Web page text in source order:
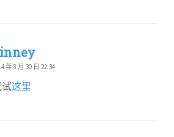
年 8 月 30 日 22:34
这里